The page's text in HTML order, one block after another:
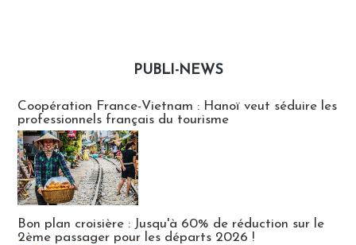
PUBLI-NEWS
Coopération France-Vietnam : Hanoï veut séduire les
professionnels français du tourisme
Bon plan croisière : Jusqu'à 60% de réduction sur le
2ème passager pour les départs 2026 !